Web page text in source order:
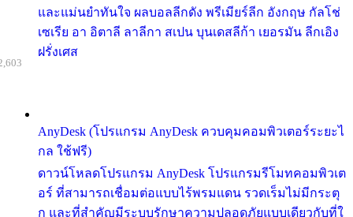
และแม่นยำทันใจ ผลบอลลีกดัง พรีเมียร์ลีก อังกฤษ กัลโช่
เซเรีย อา อิตาลี ลาลีกา สเปน บุนเดสลีก้า เยอรมัน ลีกเอิง
ฝรั่งเศส
AnyDesk (โปรแกรม AnyDesk ควบคุมคอมพิวเตอร์ระยะไ
กล ใช้ฟรี)
ดาวน์โหลดโปรแกรม AnyDesk โปรแกรมรีโมทคอมพิวเต
อร์ ที่สามารถเชื่อมต่อแบบไร้พรมแดน รวดเร็มไม่มีกระตุ
ก และที่สำคัญมีระบบรักษาความปลอดภัยแบบเดียวกับที่ใ